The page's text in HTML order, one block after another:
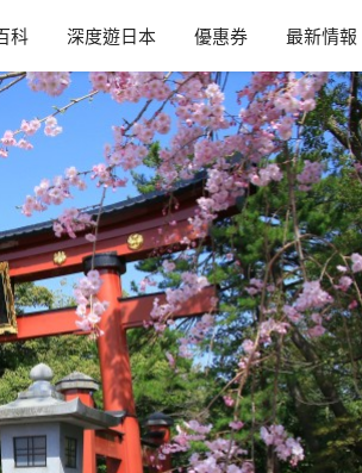
科 深度遊日本 優惠券 最新情報